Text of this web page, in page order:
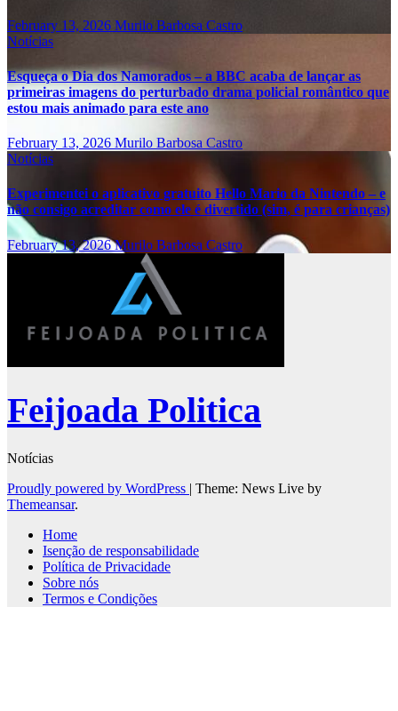
February 13, 2026 Murilo Barbosa Castro
Notícias
Esqueça o Dia dos Namorados – a BBC acaba de lançar as
primeiras imagens do perturbado drama policial romântico que
estou mais animado para este ano
February 13, 2026 Murilo Barbosa Castro
Notícias
Experimentei o aplicativo gratuito Hello Mario da Nintendo – e
não consigo acreditar como ele é divertido (sim, é para crianças)
February 13, 2026Murilo Barbosa Castro
Feijoada Politica
Notícias
Proudly powered by WordPress | Theme: News Live by
Themeansar.
Home
Isenção de responsabilidade
Política de Privacidade
Sobre nós
Termos e Condições